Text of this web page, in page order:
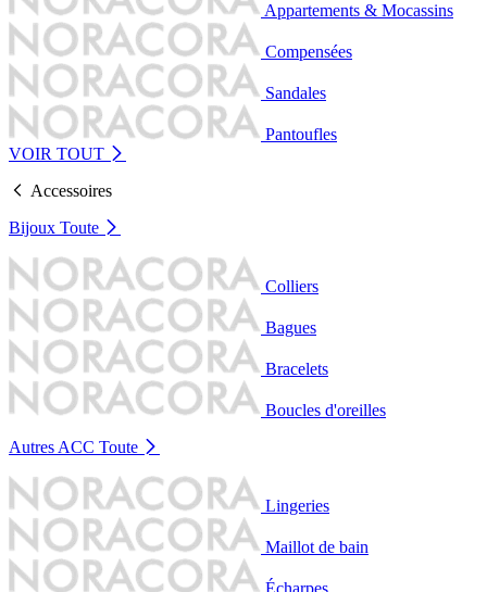
Appartements & Mocassins
Compensées
Sandales
Pantoufles
VOIR TOUT
Accessoires
Bijoux Toute
Colliers
Bagues
Bracelets
Boucles d'oreilles
Autres ACC Toute
Lingeries
Maillot de bain
Écharpes